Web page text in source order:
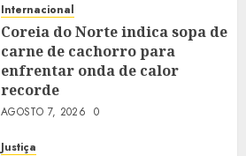
Internacional
Coreia do Norte indica sopa de
carne de cachorro para
enfrentar onda de calor
recorde
AGOSTO 7, 2026 0
Justiça